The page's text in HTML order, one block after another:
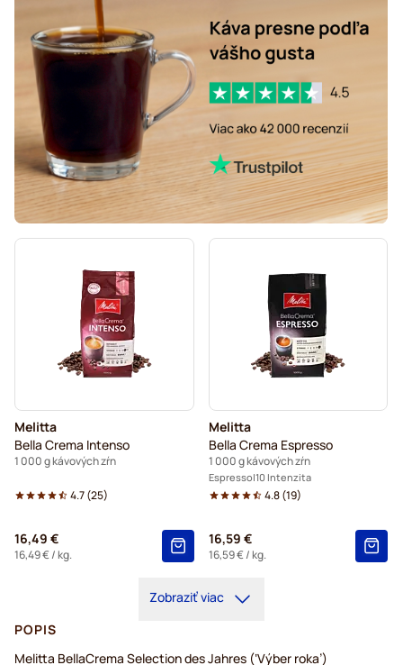
Melitta
Bella Crema Intenso
1 000 g kávových zŕn
4.7(25)
16,49 €
16,49 €/ kg.
Melitta
Bella Crema Espresso
1 000 g kávových zŕn
Espresso 10 Intenzita
4.8(19)
16,59 €
16,59 €/ kg.
Zobraziť viac
POPIS
Melitta BellaCrema Selection des Jahres (‘Výber roka’)